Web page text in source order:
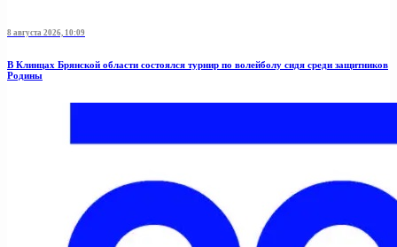
8 августа 2026, 10:09
В Клинцах Брянской области состоялся турнир по волейболу сидя среди защитников
Родины